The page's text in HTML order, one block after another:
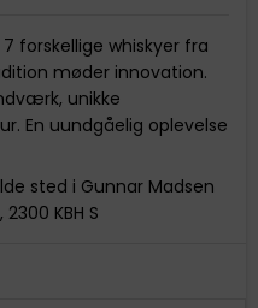
forskellige whiskyer fra
møder innovation.
unikke
En uundgåelig oplevelse
sted i Gunnar Madsen
KBH S